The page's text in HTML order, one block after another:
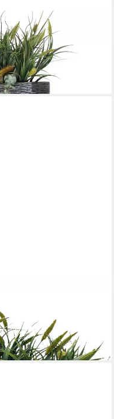
BK846 mit LED
Beleuchtung